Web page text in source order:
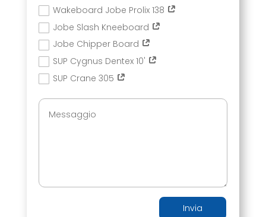
Wakeboard Jobe Prolix 138
Jobe Slash Kneeboard
Jobe Chipper Board
SUP Cygnus Dentex 10'
SUP Crane 305
Invia